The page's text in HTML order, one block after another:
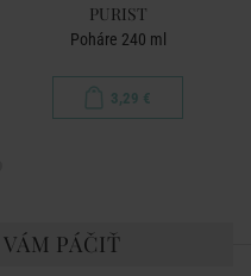
PURIST
Poháre 240 ml
3,29 €
PÁČIŤ